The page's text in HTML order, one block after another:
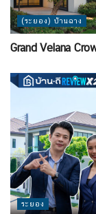
(ระยอง) บ้านฉาง
Grand Velana
ระยอง